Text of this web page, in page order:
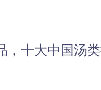
，十大中国汤